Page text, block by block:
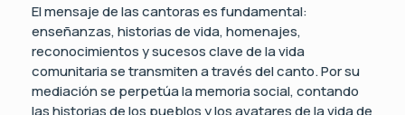
El mensaje de las cantoras es fundamental:
enseñanzas, historias de vida, homenajes,
reconocimientos y sucesos clave de la vida
comunitaria se transmiten a través del canto. Por su
mediación se perpetúa la memoria social, contando
las historias de los pueblos y los avatares de la vida de